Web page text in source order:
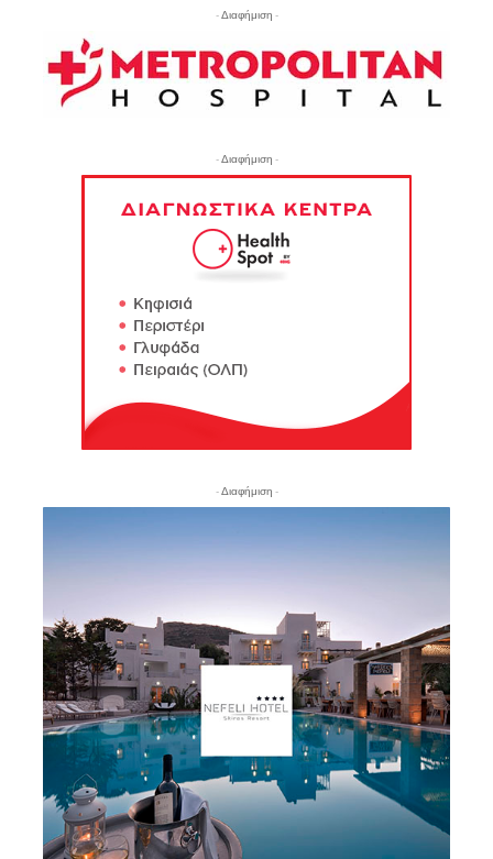
- Διαφήμιση -
- Διαφήμιση -
- Διαφήμιση -